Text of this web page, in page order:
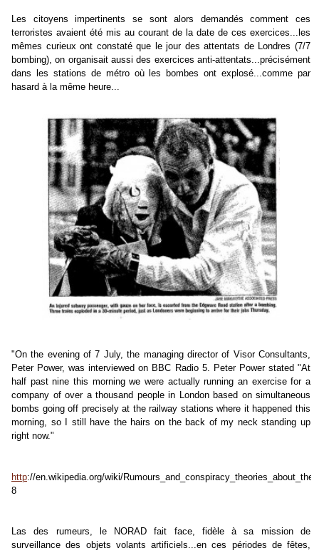
Les citoyens impertinents se sont alors demandés comment ces
terroristes avaient été mis au courant de la date de ces exercices...les
mêmes curieux ont constaté que le jour des attentats de Londres (7/7
bombing), on organisait aussi des exercices anti-attentats...précisément
dans les stations de métro où les bombes ont explosé...comme par
hasard à la même heure...
"On the evening of 7 July, the managing director of Visor Consultants,
Peter Power, was interviewed on BBC Radio 5. Peter Power stated "At
half past nine this morning we were actually running an exercise for a
company of over a thousand people in London based on simultaneous
bombs going off precisely at the railway stations where it happened this
morning, so I still have the hairs on the back of my neck standing up
right now."
http://en.wikipedia.org/wiki/
8
Las des rumeurs, le NORAD fait face, fidèle à sa mission de
surveillance des objets volants artificiels...en ces périodes de fêtes,